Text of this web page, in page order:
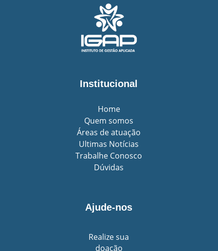
Institucional
Home
Quem somos
Áreas de atuação
Ultimas Notícias
Trabalhe Conosco
Dúvidas
Ajude-nos
Realize sua
doação